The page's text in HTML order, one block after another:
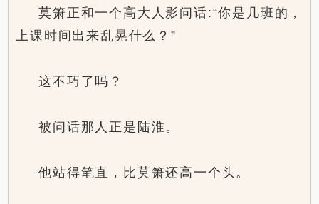
莫箫正和一个高大人影问话:“你是几班的，
上课时间出来乱晃什么？”
这不巧了吗？
被问话那人正是陆淮。
他站得笔直，比莫箫还高一个头。